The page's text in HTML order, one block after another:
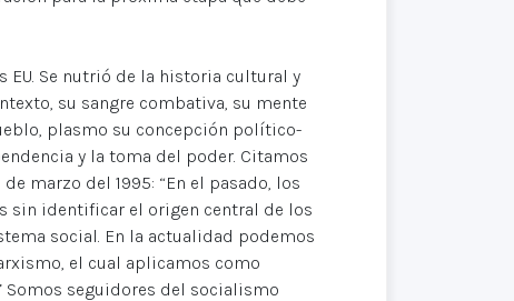
Se nutrió de la historia cultural y
su sangre combativa, su mente
plasmo su concepción político-
y la toma del poder. Citamos
marzo del 1995: “En el pasado, los
sin identificar el origen central de los
social. En la actualidad podemos
el cual aplicamos como
Somos seguidores del socialismo